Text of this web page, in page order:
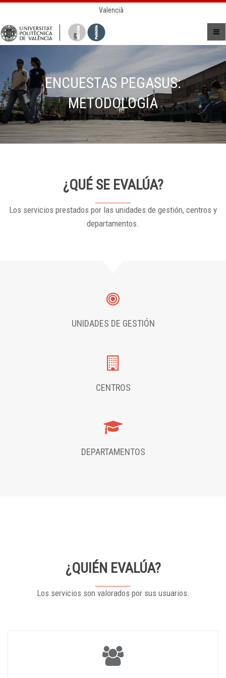
Valencià
ENCUESTAS PEGASUS:
METODOLOGÍA
¿QUÉ SE EVALÚA?
Los servicios prestados por las unidades de gestión, centros y
departamentos.
UNIDADES DE GESTIÓN
CENTROS
DEPARTAMENTOS
¿QUIÉN EVALÚA?
Los servicios son valorados por sus usuarios.